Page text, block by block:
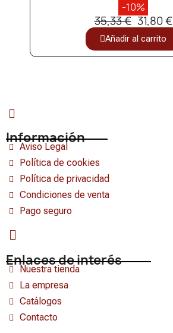
-10%
35,33 € 31,80 €
Añadir al carrito
Información
Aviso Legal
Política de cookies
Política de privacidad
Condiciones de venta
Pago seguro
Enlaces de interés
Nuestra tienda
La empresa
Catálogos
Contacto